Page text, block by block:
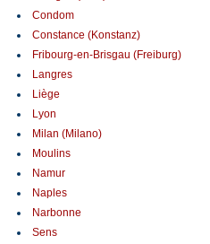
Condom
Constance (Konstanz)
Fribourg-en-Brisgau (Freiburg)
Langres
Liège
Lyon
Milan (Milano)
Moulins
Namur
Naples
Narbonne
Sens